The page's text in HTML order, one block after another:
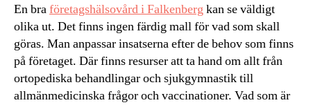
En braföretagshälsovård i Falkenbergkan se väldigt
olika ut. Det finns ingen färdig mall för vad som skall
göras. Man anpassar insatserna efter de behov som finns
på företaget. Där finns resurser att ta hand om allt från
ortopediska behandlingar och sjukgymnastik till
allmänmedicinska frågor och vaccinationer. Vad som är